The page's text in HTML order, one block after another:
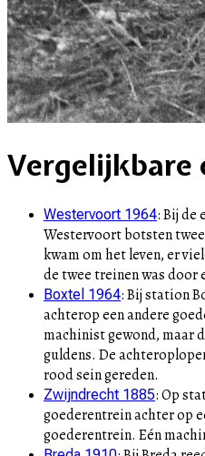
Vergelijkbare
Westervoort 1964:Bij de
Westervoort botsten
kwam om het leven, er
de twee treinen was door
Boxtel 1964:Bij station
achterop een andere
machinist gewond, maar
guldens. De
rood sein gereden.
Zwijndrecht 1885:Op
goederentrein achter op
goederentrein. Eén